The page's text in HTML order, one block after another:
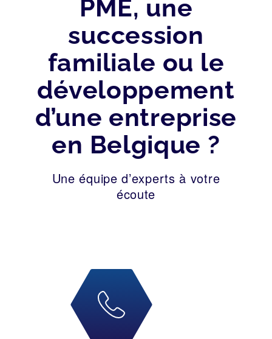
PME, une
succession
familiale ou le
développement
d’une entreprise
en Belgique ?
Une équipe d’experts à votre
écoute